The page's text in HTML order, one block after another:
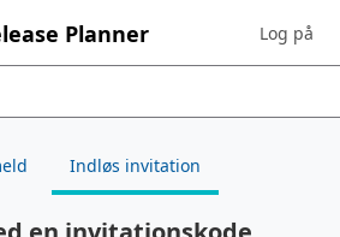
Planner Sign in to
Log på
Indløs invitation